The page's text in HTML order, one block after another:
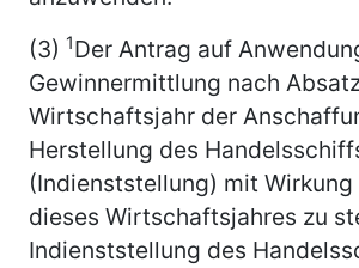
(3) 1Der Antrag auf
Gewinnermittlung nach
Wirtschaftsjahr der
Herstellung des
(Indienststellung) mit Wirkung
dieses Wirtschaftsjahres zu
Indienststellung des